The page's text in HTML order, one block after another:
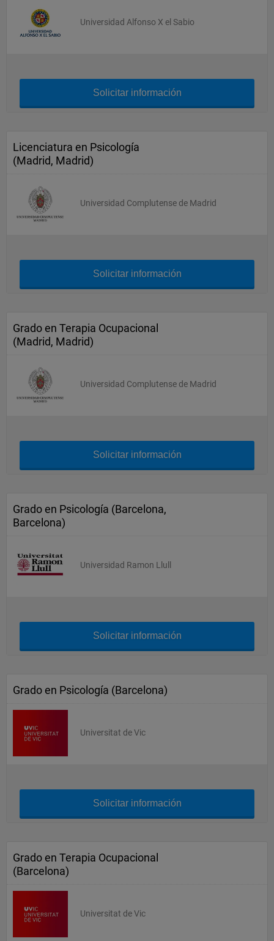
Universidad Alfonso X el Sabio
Solicitar información
Licenciatura en Psicología
(Madrid, Madrid)
Universidad Complutense de Madrid
Solicitar información
Grado en Terapia Ocupacional
(Madrid, Madrid)
Universidad Complutense de Madrid
Solicitar información
Grado en Psicología (Barcelona,
Barcelona)
Universidad Ramon Llull
Solicitar información
Grado en Psicología (Barcelona)
Universitat de Vic
Solicitar información
Grado en Terapia Ocupacional
(Barcelona)
Universitat de Vic